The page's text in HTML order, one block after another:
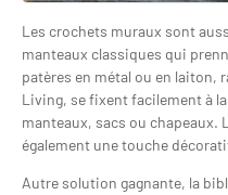
Les crochets muraux sont
manteaux classiques qui
patères en métal ou en laiton,
Living, se fixent facilement à
manteaux, sacs ou chapeaux.
également une touche
Autre solution gagnante, la